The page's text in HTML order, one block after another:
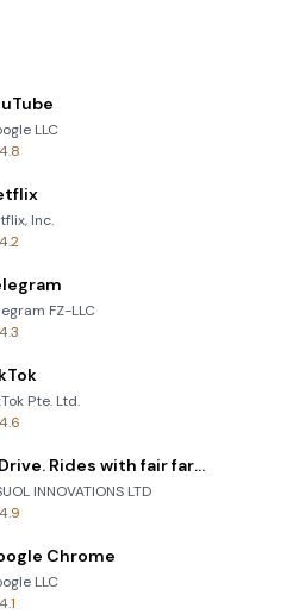
LLC
4.8
Inc.
4.2
FZ-LLC
4.3
Pte. Ltd.
4.6
inDrive. Rides with fair fares
INNOVATIONS LTD
4.9
Chrome
LLC
4.1